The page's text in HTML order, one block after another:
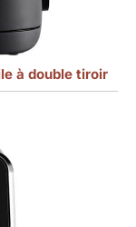
à double tiroir